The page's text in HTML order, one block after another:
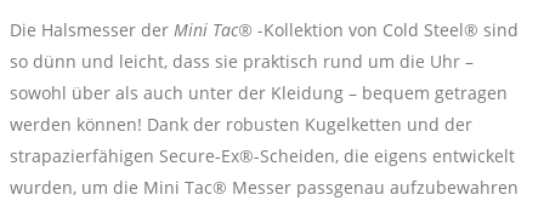
Die Halsmesser der Mini Tac® -Kollektion von Cold Steel® sind
so dünn und leicht, dass sie praktisch rund um die Uhr –
sowohl über als auch unter der Kleidung – bequem getragen
werden können! Dank der robusten Kugelketten und der
strapazierfähigen Secure-Ex®-Scheiden, die eigens entwickelt
wurden, um die Mini Tac® Messer passgenau aufzubewahren